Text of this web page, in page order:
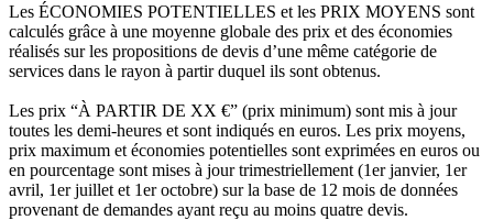
Les ÉCONOMIES POTENTIELLES et les PRIX MOYENS sont
calculés grâce à une moyenne globale des prix et des économies
réalisés sur les propositions de devis d’une même catégorie de
services dans le rayon à partir duquel ils sont obtenus.
Les prix “À PARTIR DE XX €” (prix minimum) sont mis à jour
toutes les demi-heures et sont indiqués en euros. Les prix moyens,
prix maximum et économies potentielles sont exprimées en euros ou
en pourcentage sont mises à jour trimestriellement (1er janvier, 1er
avril, 1er juillet et 1er octobre) sur la base de 12 mois de données
provenant de demandes ayant reçu au moins quatre devis.